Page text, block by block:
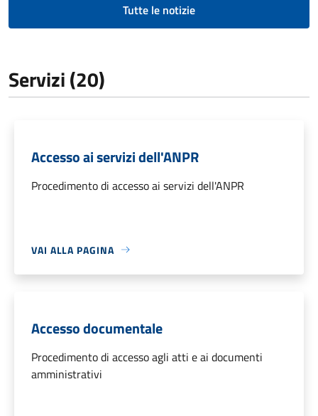
Tutte le notizie
Servizi (20)
Accesso ai servizi dell'ANPR
Procedimento di accesso ai servizi dell'ANPR
VAI ALLA PAGINA
Accesso documentale
Procedimento di accesso agli atti e ai documenti
amministrativi